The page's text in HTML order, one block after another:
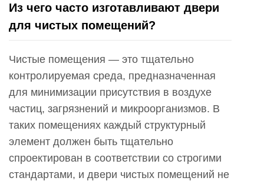
Из чего часто изготавливают двери
для чистых помещений?
Чистые помещения — это тщательно
контролируемая среда, предназначенная
для минимизации присутствия в воздухе
частиц, загрязнений и микроорганизмов. В
таких помещениях каждый структурный
элемент должен быть тщательно
спроектирован в соответствии со строгими
стандартами, и двери чистых помещений не